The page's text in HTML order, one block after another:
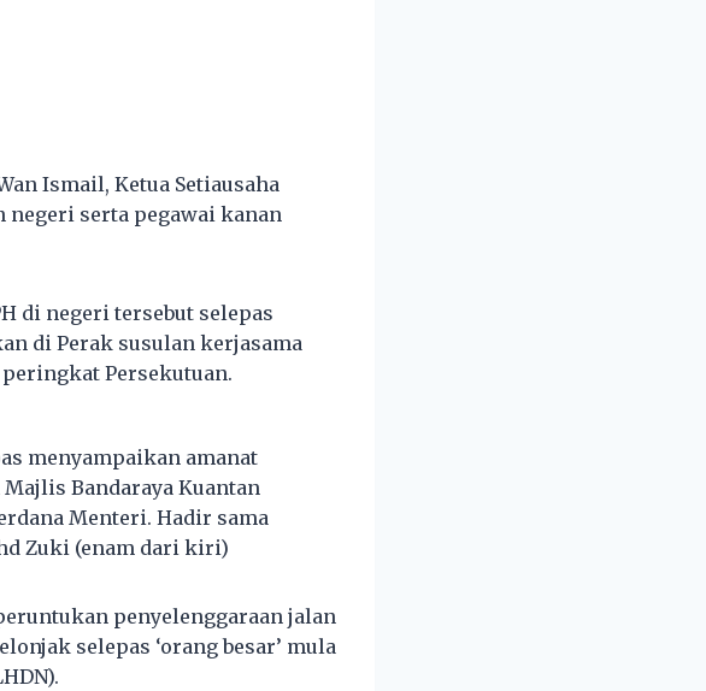
Ismail, Ketua Setiausaha
negeri serta pegawai kanan
di negeri tersebut selepas
di Perak susulan kerjasama
Persekutuan.
menyampaikan amanat
Bandaraya Kuantan
Menteri. Hadir sama
Zuki (enam dari kiri)
penyelenggaraan jalan
selepas ‘orang besar’ mula